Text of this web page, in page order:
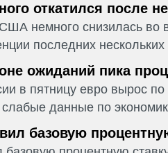
откатился после
немного снизилась во
последних
ожиданий пика
в пятницу евро вырос
слабые данные по
базовую